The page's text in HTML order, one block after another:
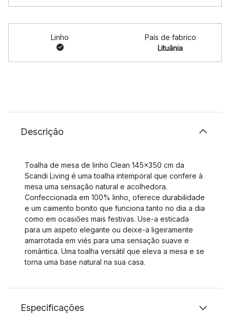
Linho
País de fabrico
Lituânia
Descrição
Toalha de mesa de linho Clean 145x350 cm da
Scandi Living é uma toalha intemporal que confere à
mesa uma sensação natural e acolhedora.
Confeccionada em 100% linho, oferece durabilidade
e um caimento bonito que funciona tanto no dia a dia
como em ocasiões mais festivas. Use-a esticada
para um aspeto elegante ou deixe-a ligeiramente
amarrotada em viés para uma sensação suave e
romântica. Uma toalha versátil que eleva a mesa e se
torna uma base natural na sua casa.
Especificações